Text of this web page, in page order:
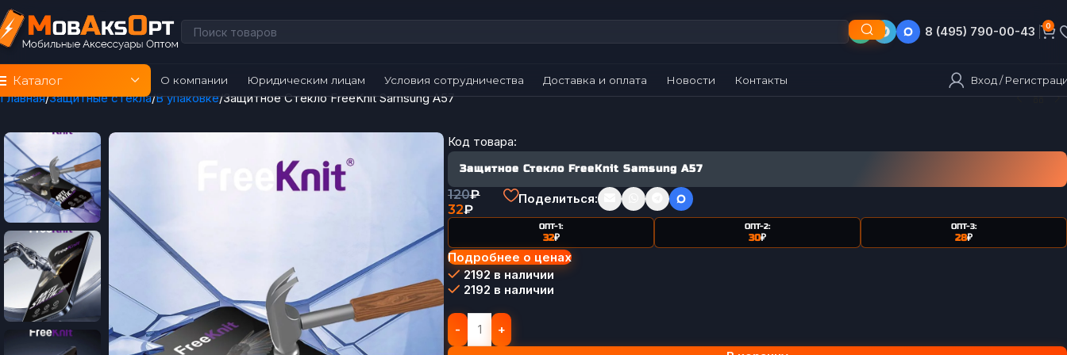
8 (495) 790-00-43 8 (903) 790-00-43 0
Каталог О компании Юридическим лицам Условия сотрудничества Доставка и оплата Новости Контакты Вход /
Главная Защитные стёкла В упаковке Защитное Стекло FreeKnit Samsung A57
Код товара:
Защитное Стекло FreeKnit Samsung A57
120₽
32₽
Поделиться:
ОПТ-1:
32₽
ОПТ-2:
30₽
ОПТ-3:
28₽
Подробнее о ценах
2192 в наличии
2192 в наличии